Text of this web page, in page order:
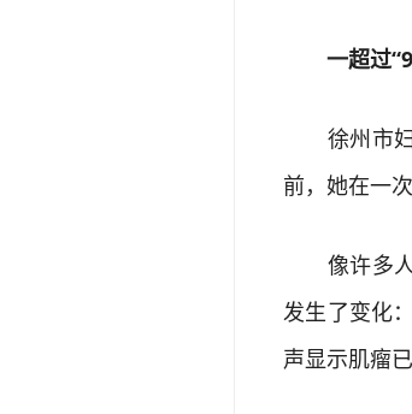
一超过“9
徐州市妇
前，她在一
像许多人
发生了变化
声显示肌瘤